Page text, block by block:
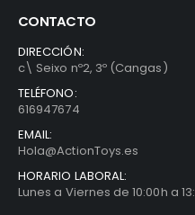
CONTACTO
DIRECCIÓN:
c\ Seixo nº2, 3º (Cangas)
TELÉFONO:
616947674
EMAIL:
Hola@ActionToys.es
HORARIO LABORAL:
Lunes a Viernes de 10:00h a